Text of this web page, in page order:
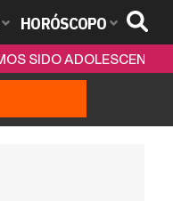
HORÓSCOPO
SIDO